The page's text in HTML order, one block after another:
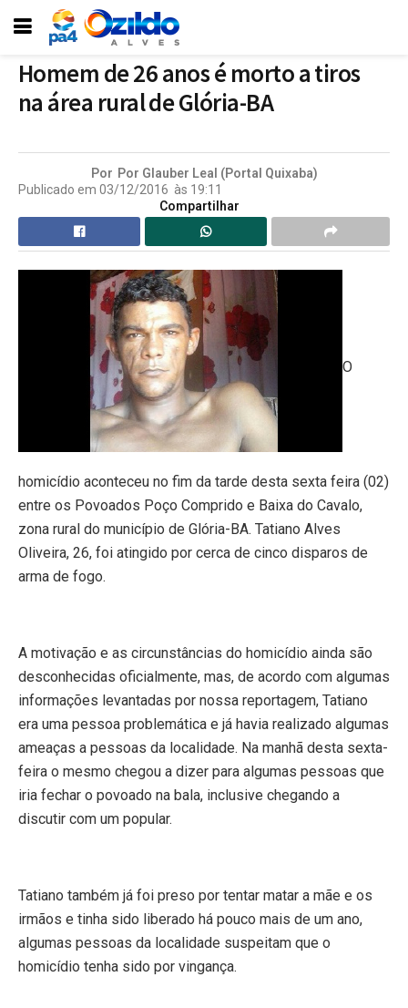
Homem de 26 anos é morto a tiros
na área rural de Glória-BA
Por Por Glauber Leal (Portal Quixaba)
Publicado em 03/12/2016 às 19:11
Compartilhar
O
homicídio aconteceu no fim da tarde desta sexta feira (02)
entre os Povoados Poço Comprido e Baixa do Cavalo,
zona rural do município de Glória-BA. Tatiano Alves
Oliveira, 26, foi atingido por cerca de cinco disparos de
arma de fogo.
A motivação e as circunstâncias do homicídio ainda são
desconhecidas oficialmente, mas, de acordo com algumas
informações levantadas por nossa reportagem, Tatiano
era uma pessoa problemática e já havia realizado algumas
ameaças a pessoas da localidade. Na manhã desta sexta-
feira o mesmo chegou a dizer para algumas pessoas que
iria fechar o povoado na bala, inclusive chegando a
discutir com um popular.
Tatiano também já foi preso por tentar matar a mãe e os
irmãos e tinha sido liberado há pouco mais de um ano,
algumas pessoas da localidade suspeitam que o
homicídio tenha sido por vingança.